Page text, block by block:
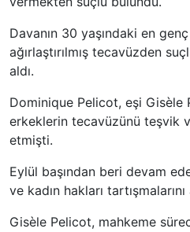
Davanın 30 yaşındaki en
ağırlaştırılmış tecavüzden
aldı.
Dominique Pelicot, eşi
erkeklerin tecavüzünü teşvik
etmişti.
Eylül başından beri devam
ve kadın hakları
Gisèle Pelicot, mahkeme